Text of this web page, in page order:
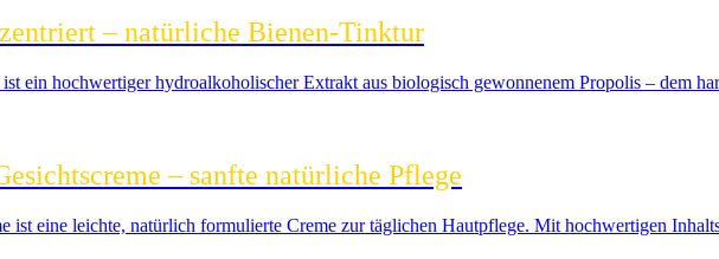
– natürliche Bienen‑Tinktur
ein hochwertiger hydroalkoholischer Extrakt aus biologisch gewonnenem Propolis – dem
– sanfte natürliche Pflege
ist eine leichte, natürlich formulierte Creme zur täglichen Hautpflege. Mit hochwertigen